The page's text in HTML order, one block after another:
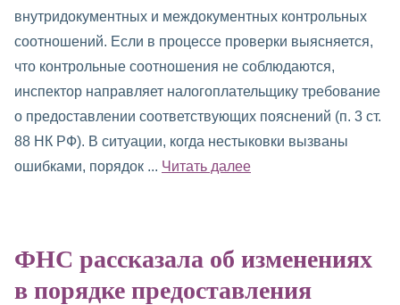
внутридокументных и междокументных контрольных
соотношений. Если в процессе проверки выясняется,
что контрольные соотношения не соблюдаются,
инспектор направляет налогоплательщику требование
о предоставлении соответствующих пояснений (п. 3 ст.
88 НК РФ). В ситуации, когда нестыковки вызваны
ошибками, порядок ... Читать далее
ФНС рассказала об изменениях
в порядке предоставления